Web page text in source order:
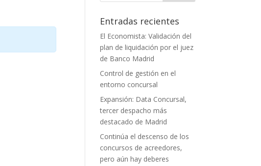
Entradas recientes
El Economista: Validación del
plan de liquidación por el juez
de Banco Madrid
Control de gestión en el
entorno concursal
Expansión: Data Concursal,
tercer despacho más
destacado de Madrid
Continúa el descenso de los
concursos de acreedores,
pero aún hay deberes